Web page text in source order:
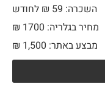
השכרה: 59 ₪ לחודש
מחיר בגלריה: 1700 ₪
מבצע באתר:
₪ 1,500